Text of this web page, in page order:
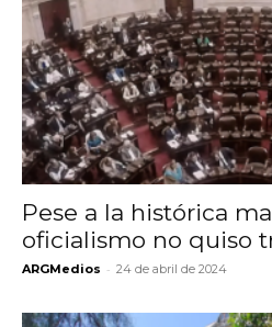
Pese a la histórica
oficialismo no quiso
ARGMedios - 24 de abril de 2024